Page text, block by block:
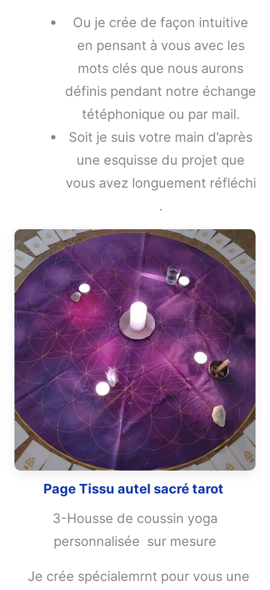
Ou je crée de façon intuitive
en pensant à vous avec les
mots clés que nous aurons
définis pendant notre échange
tétéphonique ou par mail.
Soit je suis votre main d’après
une esquisse du projet que
vous avez longuement réfléchi
.
Page Tissu autel sacré tarot
3-Housse de coussin yoga
personnalisée sur mesure
Je crée spécialemrnt pour vous une